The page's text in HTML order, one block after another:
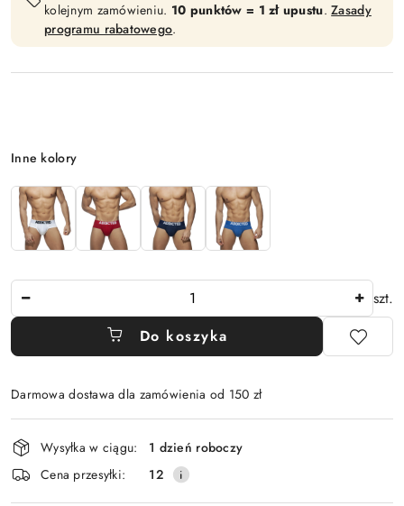
kolejnym zamówieniu. 10 punktów = 1 zł upustu.Zasady
programu rabatowego.
Wariant
Inne kolory
szt.
Do koszyka
Darmowa dostawa dla zamówienia od 150 zł
Dostępność
i
dostawa
Wysyłka w ciągu:
1 dzień roboczy
Cena przesyłki:
12